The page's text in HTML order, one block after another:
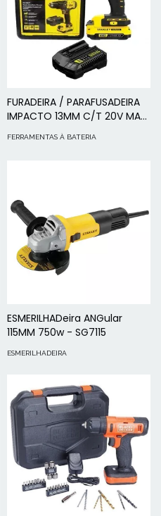
FURADEIRA / PARAFUSADEIRA
IMPACTO 13MM C/T 20V MAX
IONLITIO SCD711C1K-BR
FERRAMENTAS À BATERIA
ESMERILHADeira ANGular
115MM 750w - SG7115
ESMERILHADEIRA